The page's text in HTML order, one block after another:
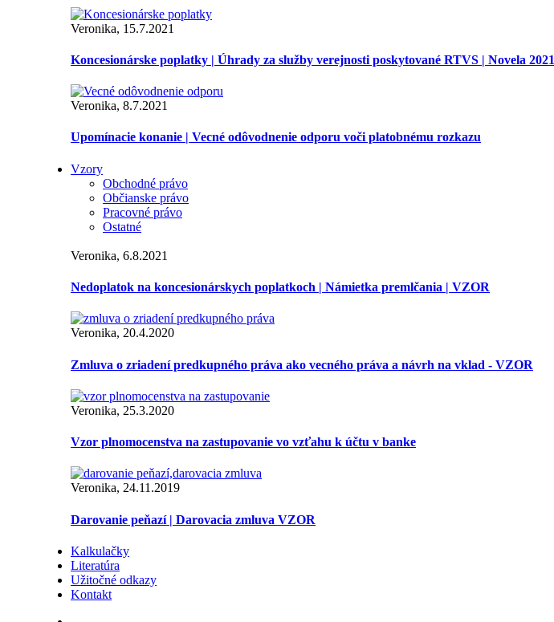
Veronika, 15.7.2021
Koncesionárske poplatky | Úhrady za služby verejnosti poskytované RTVS | Novela 2021
Veronika, 8.7.2021
Upomínacie konanie | Vecné odôvodnenie odporu voči platobnému rozkazu
Vzory
Obchodné právo
Občianske právo
Pracovné právo
Ostatné
Veronika, 6.8.2021
Nedoplatok na koncesionárskych poplatkoch | Námietka premlčania | VZOR
Veronika, 20.4.2020
Zmluva o zriadení predkupného práva ako vecného práva a návrh na vklad - VZOR
Veronika, 25.3.2020
Vzor plnomocenstva na zastupovanie vo vzťahu k účtu v banke
Veronika, 24.11.2019
Darovanie peňazí | Darovacia zmluva VZOR
Kalkulačky
Literatúra
Užitočné odkazy
Kontakt